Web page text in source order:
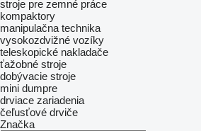
stroje pre zemné práce
kompaktory
manipulačna technika
vysokozdvižné vozíky
teleskopické nakladače
ťažobné stroje
dobývacie stroje
mini dumpre
drviace zariadenia
čeľusťové drviče
Značka